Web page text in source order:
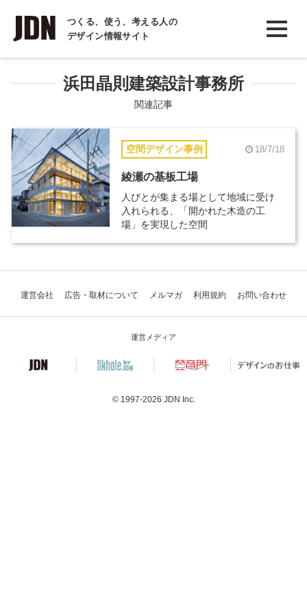
つくる、使う、考える人の
デザイン情報サイト
INTERVIEW
インタビュー
REPORT
COLUMN
コラム
浜田晶則建築設計事務所
関連記事
空間デザイン事例 18/7/18
綾瀬の基板工場
人びとが集まる場として地域に受け
入れられる、「開かれた木造の工
場」を実現した空間
運営会社 広告・取材について メルマガ 利用規約 お問い合わせ
運営メディア
© 1997-2026 JDN Inc.